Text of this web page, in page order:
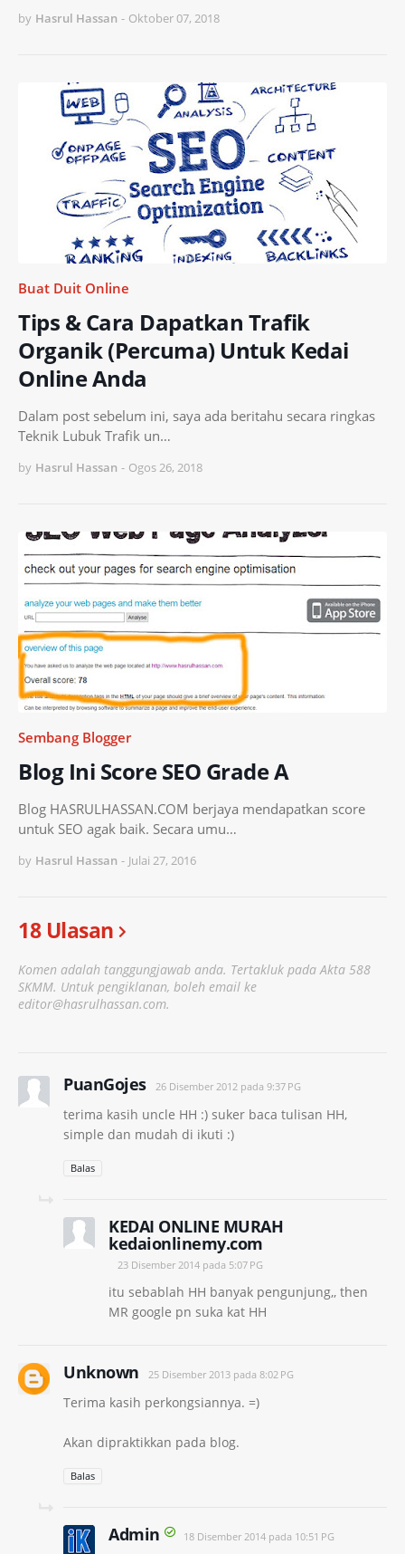
by Hasrul Hassan - Oktober 07, 2018
Buat Duit Online
Tips & Cara Dapatkan Trafik
Organik (Percuma) Untuk Kedai
Online Anda
Dalam post sebelum ini, saya ada beritahu secara ringkas
Teknik Lubuk Trafik un…
by Hasrul Hassan - Ogos 26, 2018
Sembang Blogger
Blog Ini Score SEO Grade A
Blog HASRULHASSAN.COM berjaya mendapatkan score
untuk SEO agak baik. Secara umu…
by Hasrul Hassan - Julai 27, 2016
18 Ulasan
Komen adalah tanggungjawab anda. Tertakluk pada Akta 588
SKMM. Untuk pengiklanan, boleh email ke
editor@hasrulhassan.com.
PuanGojes 26 Disember 2012 pada 9:37 PG
terima kasih uncle HH :) suker baca tulisan HH,
simple dan mudah di ikuti :)
Balas
KEDAI ONLINE MURAH
kedaionlinemy.com
23 Disember 2014 pada 5:07 PG
itu sebablah HH banyak pengunjung,, then
MR google pn suka kat HH
Unknown 25 Disember 2013 pada 8:02 PG
Terima kasih perkongsiannya. =)
Akan dipraktikkan pada blog.
Balas
Admin 18 Disember 2014 pada 10:51 PG